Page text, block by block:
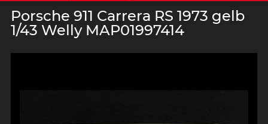
Porsche 911 Carrera RS 1973 gelb
1/43 Welly MAP01997414